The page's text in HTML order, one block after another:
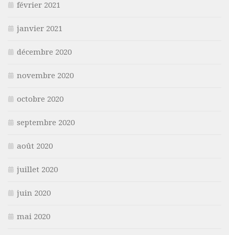
février 2021
janvier 2021
décembre 2020
novembre 2020
octobre 2020
septembre 2020
août 2020
juillet 2020
juin 2020
mai 2020